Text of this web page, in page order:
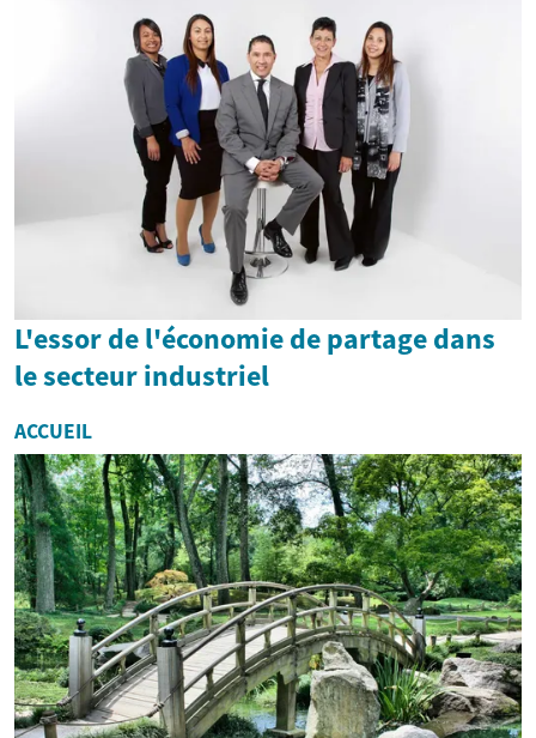
L'essor de l'économie de partage dans
le secteur industriel
ACCUEIL